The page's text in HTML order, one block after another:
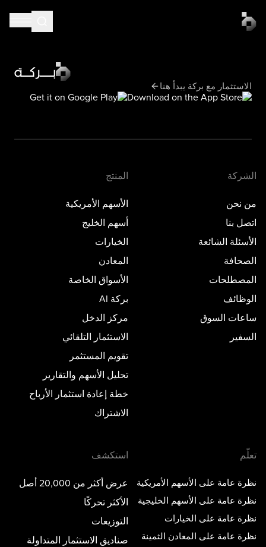
الاستثمار مع بركة يبدأ هنا
الشركة
من نحن
اتصل بنا
الأسئلة الشائعة
الصحافة
المصطلحات
الوظائف
ساعات السوق
السفير
المنتج
الأسهم الأمريكية
أسهم الخليج
الخيارات
المعادن
الأسواق الخاصة
بركة AI
مركز الدخل
الاستثمار التلقائي
تقويم المستثمر
تحليل الأسهم والتقارير
خطة إعادة استثمار الأرباح
الاشتراك
تعلّم
نظرة عامة على الأسهم الأمريكية
نظرة عامة على الأسهم الخليجية
نظرة عامة على الخيارات
نظرة عامة على المعادن الثمينة
استكشف
عرض أكثر من 20,000 أصل
الأكثر تحركًا
التوزيعات
صناديق الاستثمار المتداولة